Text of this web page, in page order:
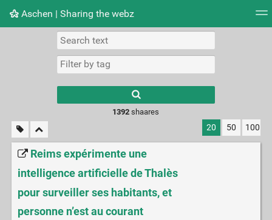
Aschen | Sharing the webz
Picture wall
results.
1392 shaares
20 50 100
Reims expérimente une
intelligence artificielle de Thalès
pour surveiller ses habitants, et
personne n’est au courant